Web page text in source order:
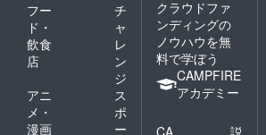
フー
ド・
飲食
店
チ
ャ
レ
ン
ジ
アニ
メ・
漫画
ス
ポ
ー
クラウドファ
ンディングの
ノウハウを無
料で学ぼう
CAMPFIRE
アカデミー
CA
説